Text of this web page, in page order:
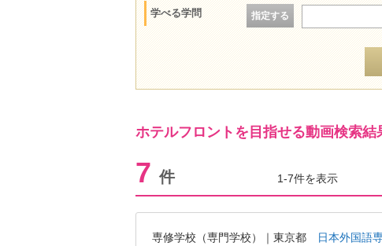
学べる学問 指定する
ホテルフロントを目指せる動画検索結
7 件 1-7件を表示
専修学校（専門学校）｜東京都 日本外国語